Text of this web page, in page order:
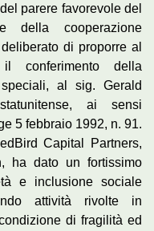
parere favorevole del
della cooperazione
di proporre al
conferimento della
al sig. Gerald
ai sensi
5 febbraio 1992, n. 91.
Capital Partners,
ha dato un fortissimo
e inclusione sociale
attività rivolte in
di fragilità ed